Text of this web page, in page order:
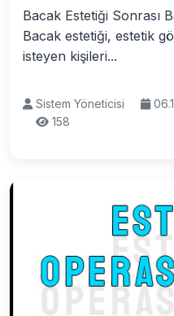
Bacak Estetiği Sonrası
Bacak estetiği, estetik
isteyen kişileri...
Sistem Yöneticisi
158